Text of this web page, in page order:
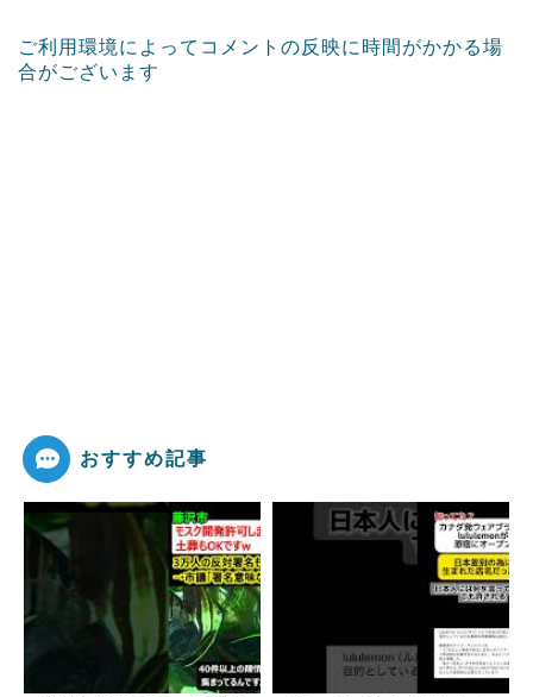
ご利用環境によってコメントの反映に時間がかかる場
合がございます
おすすめ記事